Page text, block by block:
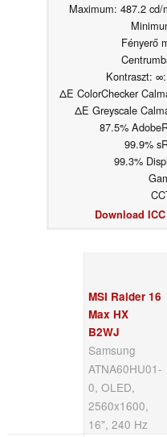
Maximum: 487.2 cd/
Fényerő
Kontraszt:
ΔE ColorChecker
ΔE Greyscale
87.5%
99.9%
99.3%
Download
MSI Raider 16
Max HX
B2WJ
Samsung
ATNA60HU01-
0, OLED,
2560x1600,
16", 240 Hz